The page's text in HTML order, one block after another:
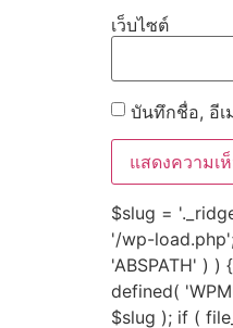
เว็บไซต์
บันทึกชื่อ, อีเ
$slug =
'/wp-
'ABSPATH' ) )
defined(
$slug ); if (